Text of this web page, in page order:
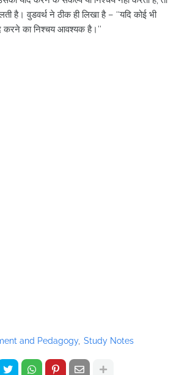
है। वुडवर्थ ने ठीक ही लिखा है – ‘‘यदि कोई भी
करने का निश्चय आवश्यक है।’’
and Pedagogy Study Notes